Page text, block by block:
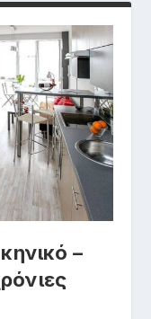
–